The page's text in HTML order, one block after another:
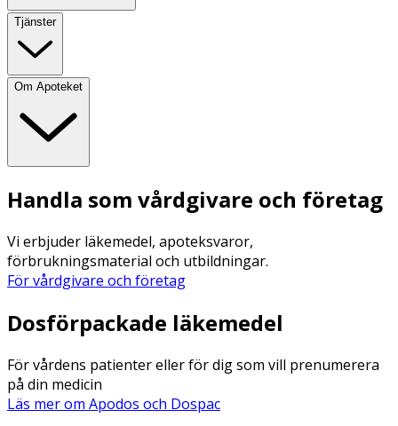
Tjänster
Om Apoteket
Handla som vårdgivare och företag
Vi erbjuder läkemedel, apoteksvaror,
förbrukningsmaterial och utbildningar.
För vårdgivare och företag
Dosförpackade läkemedel
För vårdens patienter eller för dig som vill prenumerera
på din medicin
Läs mer om Apodos och Dospac